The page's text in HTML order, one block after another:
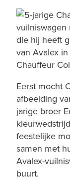
Eerst mocht
afbeelding
jarige broer
feestelijke
samen met
Avalex-
buurt.